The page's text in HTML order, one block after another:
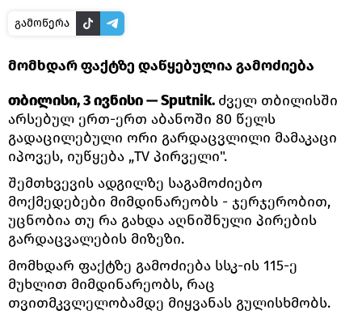
გამოწერა
მომხდარ ფაქტზე დაწყებულია გამოძიება
თბილისი, 3 ივნისი — Sputnik. ძველ თბილისში
არსებულ ერთ-ერთ აბანოში 80 წელს
გადაცილებული ორი გარდაცვლილი მამაკაცი
იპოვეს, იუწყება „TV პირველი".
შემთხვევის ადგილზე საგამოძიებო
მოქმედებები მიმდინარეობს - ჯერჯერობით,
უცნობია თუ რა გახდა აღნიშნული პირების
გარდაცვალების მიზეზი.
მომხდარ ფაქტზე გამოძიება სსკ-ის 115-ე
მუხლით მიმდინარეობს, რაც
თვითმკვლელობამდე მიყვანას გულისხმობს.